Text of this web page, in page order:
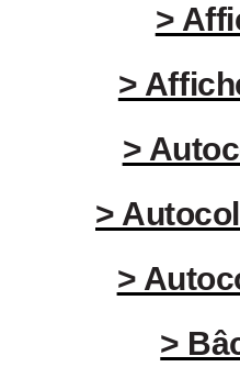
>
>
>
>
>
>